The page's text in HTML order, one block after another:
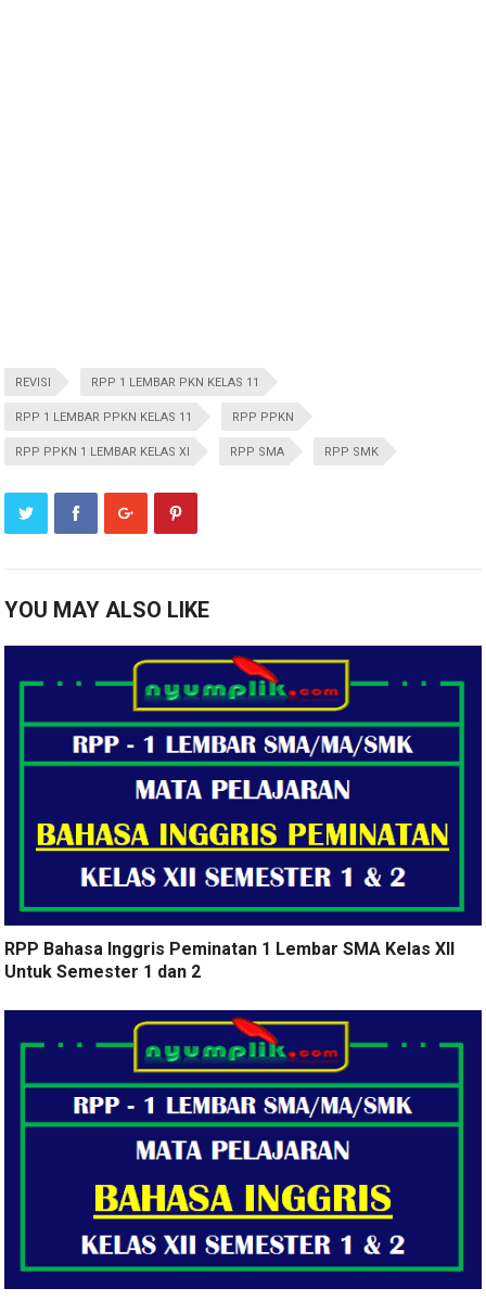
REVISI RPP 1 LEMBAR PKN KELAS 11
RPP 1 LEMBAR PPKN KELAS 11 RPP PPKN
RPP PPKN 1 LEMBAR KELAS XI RPP SMA RPP SMK
YOU MAY ALSO LIKE
RPP Bahasa Inggris Peminatan 1 Lembar SMA Kelas XII
Untuk Semester 1 dan 2